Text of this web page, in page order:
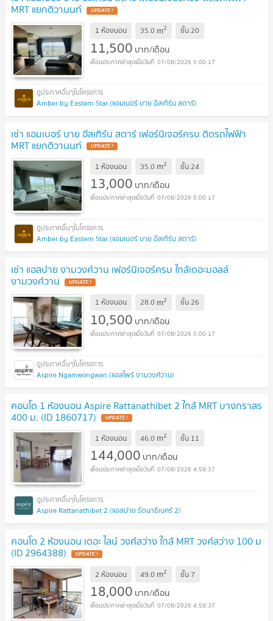
MRT แยกติวานนท์
1 ห้องนอน 35.0 m2 ชั้น20
11,500 บาท/เดือน
07/08/2026 5:00:17
Amber by Eastern Star (แอมเบอร์ บาย อีสเทิร์น สตาร์)
เช่า แอมเบอร์ บาย อีสเทิร์น สตาร์ เฟอร์นิเจอร์ครบ ติดรถไฟฟ้า
MRT แยกติวานนท์
1 ห้องนอน 35.0 m2 ชั้น24
13,000 บาท/เดือน
07/08/2026 5:00:17
Amber by Eastern Star (แอมเบอร์ บาย อีสเทิร์น สตาร์)
เช่า แอสปาย งามวงศ์วาน เฟอร์นิเจอร์ครบ ใกล้เดอะมอลล์
งามวงศ์วาน
1 ห้องนอน 28.0 m2 ชั้น26
10,500 บาท/เดือน
07/08/2026 5:00:17
Aspire Ngamwongwan (แอสไพร์ งามวงศ์วาน)
คอนโด 1 ห้องนอน Aspire Rattanathibet 2 ใกล้ MRT บางกราสร
400 ม. (ID 1860717)
1 ห้องนอน 46.0 m2 ชั้น 11
144,000 บาท/เดือน
07/08/2026 4:59:37
Aspire Rattanathibet 2 (แอสปาย รัตนาธิเบศร์ 2)
คอนโด 2 ห้องนอน เดอะ ไลน์ วงศ์สว่าง ใกล้ MRT วงศ์สว่าง 100 ม
(ID 2964388)
2 ห้องนอน 49.0 m2 ชั้น 7
18,000 บาท/เดือน
07/08/2026 4:59:37